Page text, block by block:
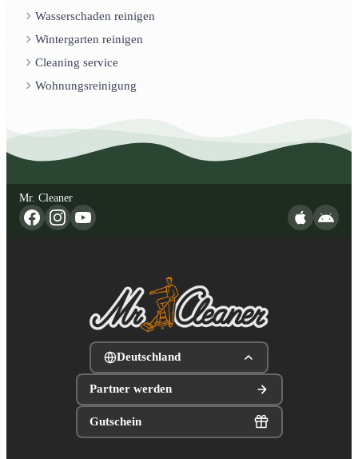
Wasserschaden reinigen
Wintergarten reinigen
Cleaning service
Wohnungsreinigung
Mr. Cleaner
Deutschland
Partner werden
Gutschein